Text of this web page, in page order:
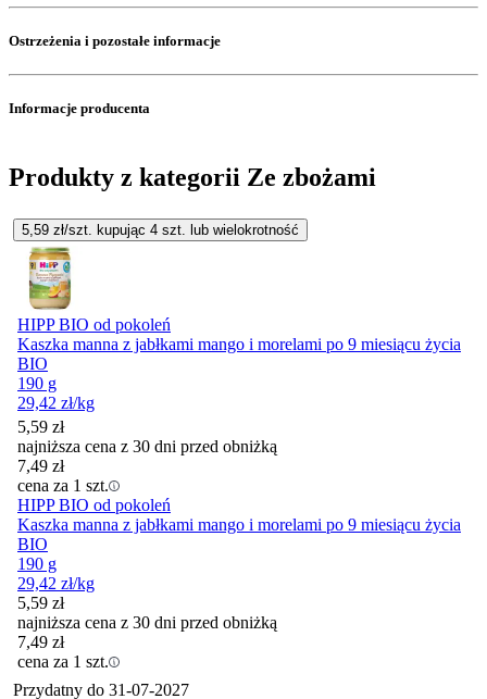
Ostrzeżenia i pozostałe informacje
Informacje producenta
Produkty z kategorii Ze zbożami
5,59 zł/szt. kupując 4 szt. lub wielokrotność
HIPP BIO od pokoleń
Kaszka manna z jabłkami mango i morelami po 9 miesiącu życia
BIO
190 g
29,42 zł/kg
5,59 zł
najniższa cena z 30 dni przed obniżką
7,49 zł
cena za 1 szt.
HIPP BIO od pokoleń
Kaszka manna z jabłkami mango i morelami po 9 miesiącu życia
BIO
190 g
29,42 zł/kg
5,59 zł
najniższa cena z 30 dni przed obniżką
7,49 zł
cena za 1 szt.
Przydatny do 31-07-2027